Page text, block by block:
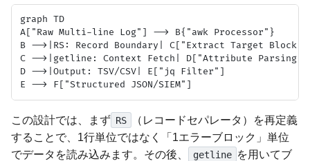
graph TD
A["Raw Multi-line Log"] --> B{"awk Processor"}
B -->|RS: Record Boundary| C["Extract Target Block"]
C -->|getline: Context Fetch| D["Attribute Parsing"]
D -->|Output: TSV/CSV| E["jq Filter"]
この設計では、まず RS
（レコードセパレータ）を再定義
することで、1行単位ではなく「1エラーブロック」単位
でデータを読み込みます。その後、
getline を用いてブ